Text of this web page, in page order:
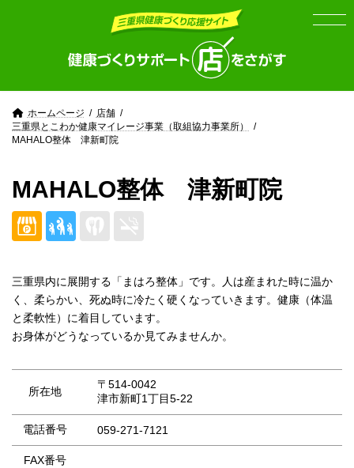
ホームページ
店舗
三重県とこわか健康マイレージ事業（取組協力事業所）
MAHALO整体 津新町院
MAHALO整体 津新町院
三重県内に展開する「まはろ整体」です。人は産まれた時に温か
く、柔らかい、死ぬ時に冷たく硬くなっていきます。健康（体温
と柔軟性）に着目しています。
お身体がどうなっているか見てみませんか。
所在地
〒514-0042
津市新町1丁目5-22
電話番号 059-271-7121
FAX番号